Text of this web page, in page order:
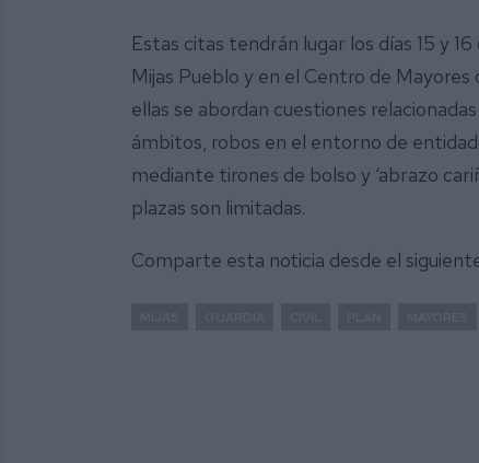
Estas citas tendrán lugar los días 15 y
Mijas Pueblo y en el Centro de
ellas se abordan cuestiones
ámbitos, robos en el entorno de
mediante tirones de bolso y ‘abrazo
plazas son limitadas.
Comparte esta noticia desde el